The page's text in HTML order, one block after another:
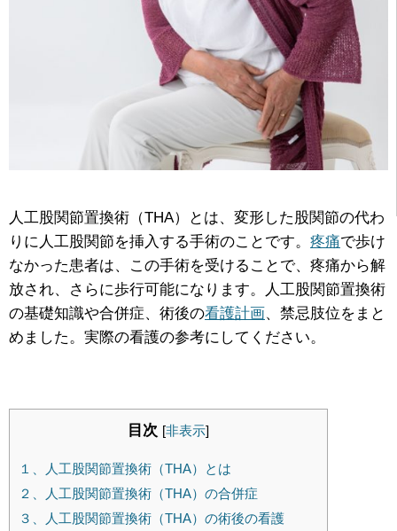
人工股関節置換術（THA）とは、変形した股関節の代わ
りに人工股関節を挿入する手術のことです。 疼痛で歩け
なかった患者は、この手術を受けることで、疼痛から解
放され、さらに歩行可能になります。人工股関節置換術
の基礎知識や合併症、術後の看護計画、禁忌肢位をまと
めました。実際の看護の参考にしてください。
目次 [非表示]
１、人工股関節置換術（THA）とは
２、人工股関節置換術（THA）の合併症
３、人工股関節置換術（THA）の術後の看護